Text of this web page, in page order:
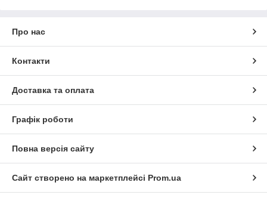
Про нас
Контакти
Доставка та оплата
Графік роботи
Повна версія сайту
Сайт створено на маркетплейсі Prom.ua